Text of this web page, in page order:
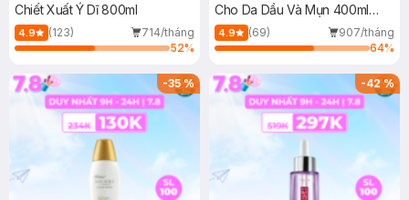
Chiết Xuất Ý Dĩ 800ml
4.9 (123)
714/tháng
52%
Cho Da Dầu Và Mụn 400ml
(Mới)
4.9 (69)
907/tháng
64%
-35% -42%